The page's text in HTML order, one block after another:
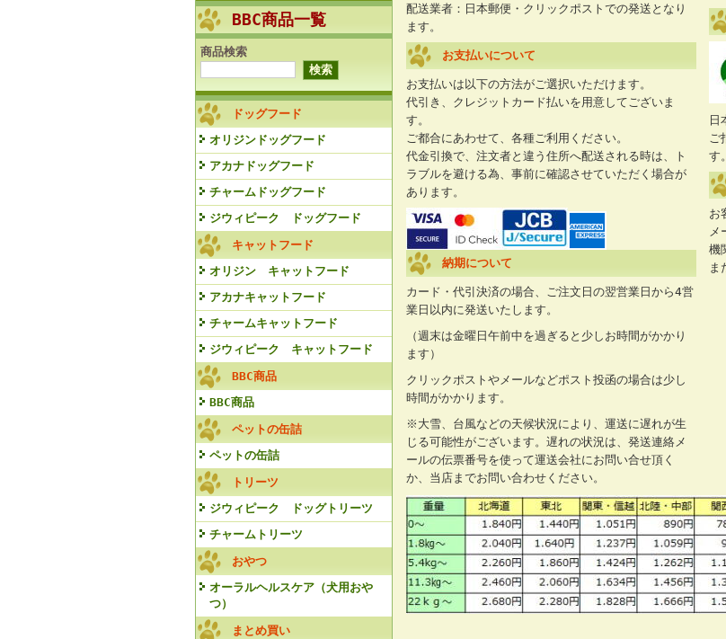
BBC商品一覧
商品検索
ドッグフード
オリジンドッグフード
アカナドッグフード
チャームドッグフード
ジウィピーク ドッグフード
キャットフード
オリジン キャットフード
アカナキャットフード
チャームキャットフード
ジウィピーク キャットフード
BBC商品
BBC商品
ペットの缶詰
ペットの缶詰
トリーツ
ジウィピーク ドッグトリーツ
チャームトリーツ
おやつ
オーラルヘルスケア（犬用おや
つ）
まとめ買い
配送業者：日本郵便・クリックポストでの発送となり
ます。
お支払いについて
お支払いは以下の方法がご選択いただけます。
代引き、クレジットカード払いを用意してございま
す。
ご都合にあわせて、各種ご利用ください。
代金引換で、注文者と違う住所へ配送される時は、ト
ラブルを避ける為、事前に確認させていただく場合が
あります。
納期について
カード・代引決済の場合、ご注文日の翌営業日から4営
業日以内に発送いたします。
（週末は金曜日午前中を過ぎると少しお時間がかかり
ます）
クリックポストやメールなどポスト投函の場合は少し
時間がかかります。
※大雪、台風などの天候状況により、運送に遅れが生
じる可能性がございます。遅れの状況は、発送連絡メ
ールの伝票番号を使って運送会社にお問い合せ頂く
か、当店までお問い合わせください。
日
ご
す。
お
メ
機
ま